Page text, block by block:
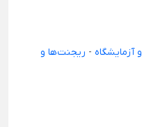
آزمایشگاه - ریجنت‌ها و